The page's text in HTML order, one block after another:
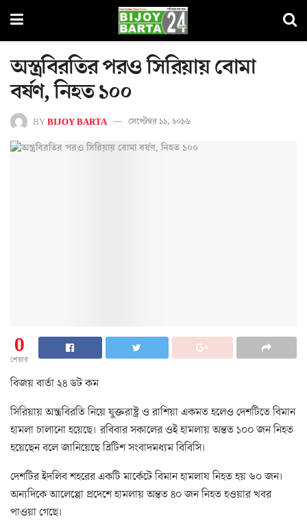
অস্ত্রবিরতির পরও সিরিয়ায় বোমা
বর্ষণ, নিহত ১০০
BYBIJOY BARTA সেপ্টেম্বর ১১, ২০১৬
0
শেয়ার
বিজয় বার্তা ২৪ ডট কম
সিরিয়ায় অস্ত্রবিরতি নিয়ে যুক্তরাষ্ট্র ও রাশিয়া একমত হলেও দেশটিতে বিমান
হামলা চালানো হয়েছে। রবিবার সকালের ওই হামলায় অন্তত ১০০ জন নিহত
হয়েছেন বলে জানিয়েছে ব্রিটিশ সংবাদমধ্যম বিবিসি।
দেশটির ইদলিব শহরের একটি মার্কেটে বিমান হামলায নিহত হয় ৬০ জন।
অন্যদিকে আলেপ্পো প্রদেশে হামলায় অন্তত ৪০ জন নিহত হওয়ার খবর
পাওয়া গেছে।